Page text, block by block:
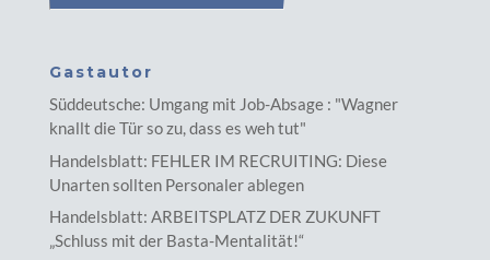
Gastautor
Süddeutsche: Umgang mit Job-Absage : "Wagner
knallt die Tür so zu, dass es weh tut"
Handelsblatt: FEHLER IM RECRUITING: Diese
Unarten sollten Personaler ablegen
Handelsblatt: ARBEITSPLATZ DER ZUKUNFT
„Schluss mit der Basta-Mentalität!“